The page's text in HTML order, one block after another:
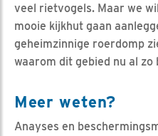
veel rietvogels. Maar we
mooie kijkhut gaan
geheimzinnige roerdomp
waarom dit gebied nu al zo
Meer weten?
Anayses en